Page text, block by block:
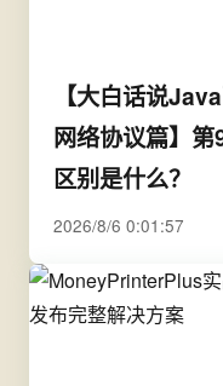
【大白话说
网络协议篇】
区别是什么？
2026/8/6 0:01:57